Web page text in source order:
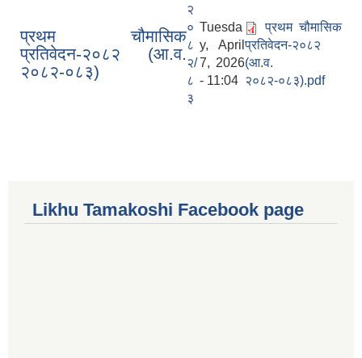
प्रथम चौमासिक
प्रतिवेदन-२०८२ (आ.व.
२०८२-०८३)
२
०
८
२/
८
३
Tuesda
y, April
7, 2026
- 11:04
प्रथम चौमासिक
प्रतिवेदन-२०८२
(आ.व.
२०८२-०८३).pdf
Likhu Tamakoshi Facebook page